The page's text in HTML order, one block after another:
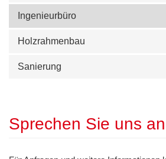
Ingenieurbüro
Holzrahmenbau
Sanierung
Sprechen Sie uns